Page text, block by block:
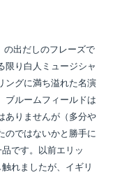
の出だしのフレーズで
限り白人ミュージシャ
ングに満ち溢れた名演
ブルームフィールドは
ありませんが（多分や
のではないかと勝手に
です。以前エリッ
れましたが、イギリ